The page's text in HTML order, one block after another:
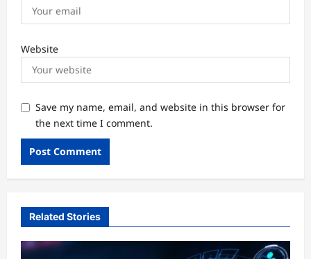
Website
Save my name, email, and website in this browser for
the next time I comment.
Related Stories